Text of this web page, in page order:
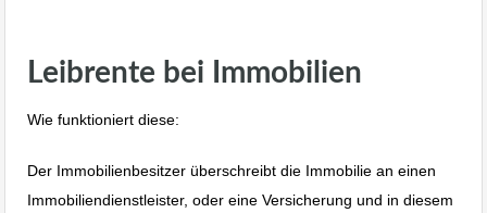
Leibrente bei Immobilien
Wie funktioniert diese:
Der Immobilienbesitzer überschreibt die Immobilie an einen
Immobiliendienstleister, oder eine Versicherung und in diesem